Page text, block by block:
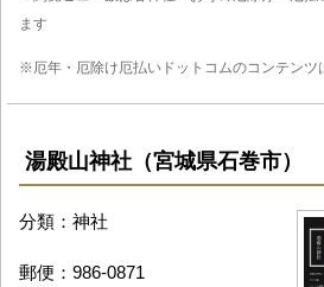
ます
※厄年・厄除け厄払いドットコムのコンテンツ
湯殿山神社（宮城県石巻市）
分類：神社
郵便：986-0871